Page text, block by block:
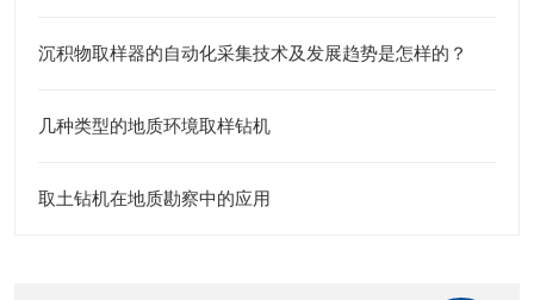
沉积物取样器的自动化采集技术及发展趋势是怎样的？
几种类型的地质环境取样钻机
取土钻机在地质勘察中的应用